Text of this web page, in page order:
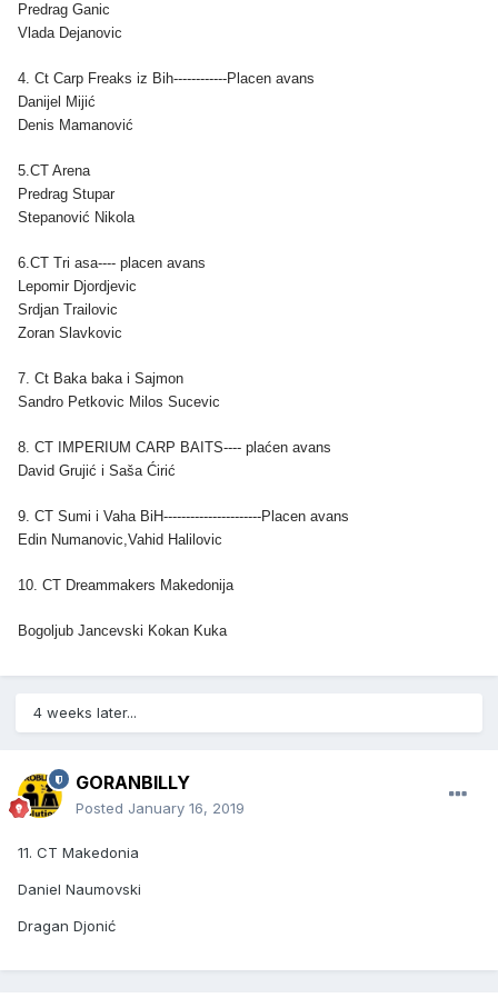
Predrag Ganic
Vlada Dejanovic
4. Ct Carp Freaks iz Bih------------Placen avans
Danijel Mijić
Denis Mamanović
5.CT Arena
Predrag Stupar
Stepanović Nikola
6.CT Tri asa---- placen avans
Lepomir Djordjevic
Srdjan Trailovic
Zoran Slavkovic
7. Ct Baka baka i Sajmon
Sandro Petkovic Milos Sucevic
8. CT IMPERIUM CARP BAITS---- plaćen avans
David Grujić i Saša Ćirić
9. CT Sumi i Vaha BiH----------------------Placen avans
Edin Numanovic,Vahid Halilovic
10. CT Dreammakers Makedonija
Bogoljub Jancevski Kokan Kuka
4 weeks later...
GORANBILLY
Posted January 16, 2019
11. CT Makedonia
Daniel Naumovski
Dragan Djonić